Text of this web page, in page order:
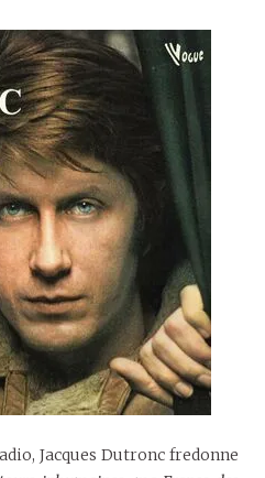
Jacques Dutronc fredonne